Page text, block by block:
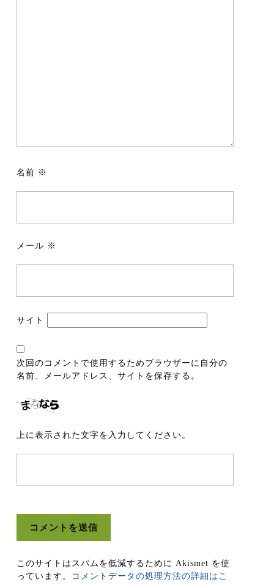
名前 ※
メール ※
サイト
次回のコメントで使用するためブラウザーに自分の
名前、メールアドレス、サイトを保存する。
上に表示された文字を入力してください。
このサイトはスパムを低減するために Akismet を使
っています。
コメントデータの処理方法の詳細はこ